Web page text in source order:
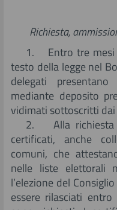
Richiesta,
1. Entro tre mesi
testo della legge nel
delegati
mediante deposito
vidimati sottoscritti
2. Alla richiesta
certificati, anche
comuni, che
nelle liste
l’elezione del
essere rilasciati